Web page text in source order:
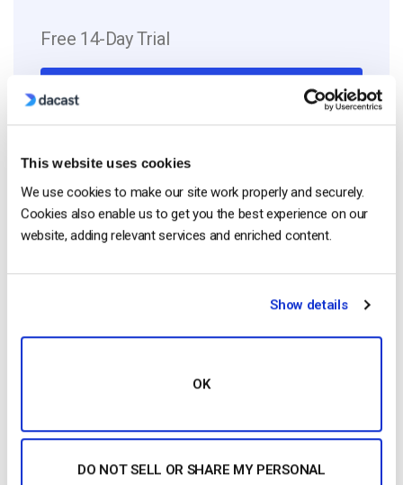
This website uses cookies
We use cookies to make our site work properly and securely.
Cookies also enable us to get you the best experience on our
website, adding relevant services and enriched content.
Show details
OK
DO NOT SELL OR SHARE MY PERSONAL
Free 14-Day Trial
No credit card required
10 GB of bandwidth
streaming live nel 2025
January 13, 2026